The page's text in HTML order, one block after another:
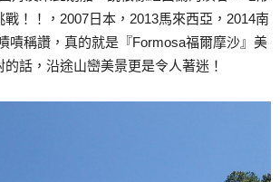
！！，2007日本，2013馬來西亞，2014南
嘖稱讚，真的就是『Formosa福爾摩沙』美
話，沿途山巒美景更是令人著迷！